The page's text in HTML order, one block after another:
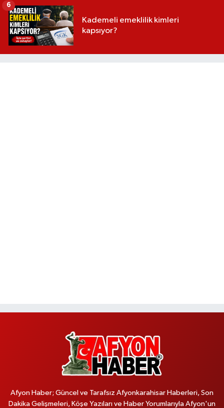
Kademeli emeklilik kimleri
kapsıyor?
6
Afyon Haber; Güncel ve Tarafsız Afyonkarahisar Haberleri, Son
Dakika Gelişmeleri, Köşe Yazıları ve Haber Yorumlarıyla Afyon'un